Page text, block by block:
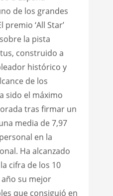
de los grandes
‘All Star’
la pista
construido a
histórico y
de los
sido el máximo
tras firmar un
media de 7,97
en la
Ha alcanzado
cifra de los 10
su mejor
que consiguió en